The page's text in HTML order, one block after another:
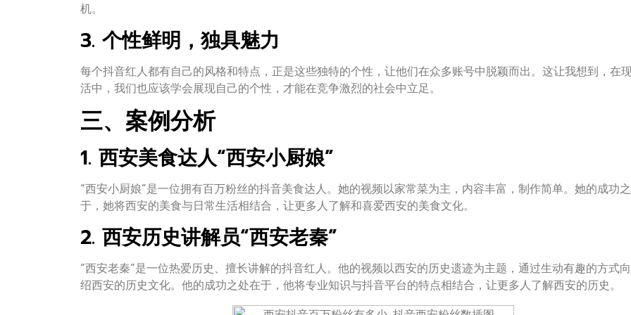
机。
3. 个性鲜明，独具魅力
每个抖音红人都有自己的风格和特点，正是这些独特的个性，让他们在众多账号中脱颖而出。这让我想到，在
活中，我们也应该学会展现自己的个性，才能在竞争激烈的社会中立足。
三、案例分析
1. 西安美食达人“西安小厨娘”
“西安小厨娘”是一位拥有百万粉丝的抖音美食达人。她的视频以家常菜为主，内容丰富，制作简单。她的成功
于，她将西安的美食与日常生活相结合，让更多人了解和喜爱西安的美食文化。
2. 西安历史讲解员“西安老秦”
“西安老秦”是一位热爱历史、擅长讲解的抖音红人。他的视频以西安的历史遗迹为主题，通过生动有趣的方式
绍西安的历史文化。他的成功之处在于，他将专业知识与抖音平台的特点相结合，让更多人了解西安的历史。